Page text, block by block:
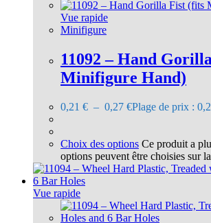
Vue rapide
Minifigure
11092 – Hand
Minifigure Hand)
0,21 € – 0,27 €Plage de prix :
Choix des options Ce produit a
options peuvent être choisies sur
Vue rapide